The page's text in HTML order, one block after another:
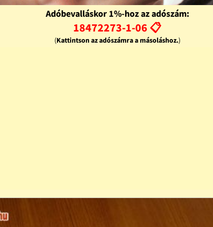
Adóbevalláskor 1%-hoz az adószám:
18472273-1-06 📋
(Kattintson az adószámra a másoláshoz.)